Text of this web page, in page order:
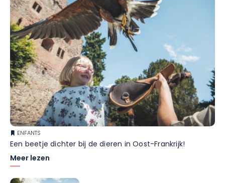
ENFANTS
Een beetje dichter bij de dieren in Oost-Frankrijk!
Meer lezen